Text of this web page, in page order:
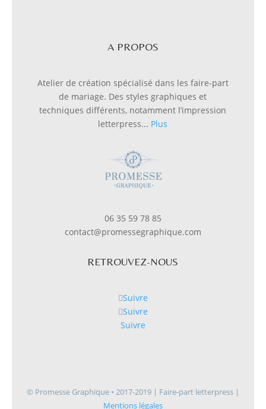
A PROPOS
Atelier de création spécialisé dans les faire-part
de mariage. Des styles graphiques et
techniques différents, notamment l’impression
letterpress... Plus
06 35 59 78 85
contact@promessegraphique.com
RETROUVEZ-NOUS
Suivre
Suivre
Suivre
© Promesse Graphique • 2017-2019 | Faire-part letterpress |
Mentions légales